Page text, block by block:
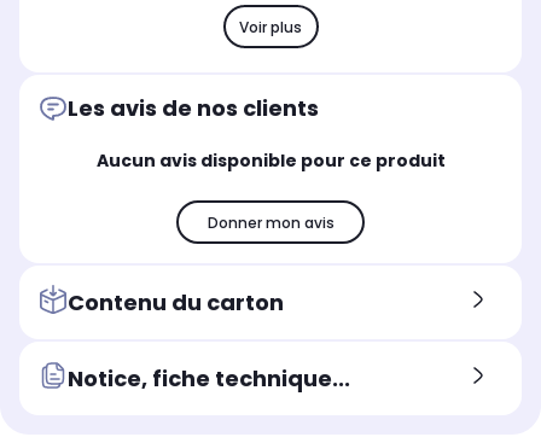
Voir plus
Les avis de nos clients
Aucun avis disponible pour ce produit
Donner mon avis
Contenu du carton
Notice, fiche technique...